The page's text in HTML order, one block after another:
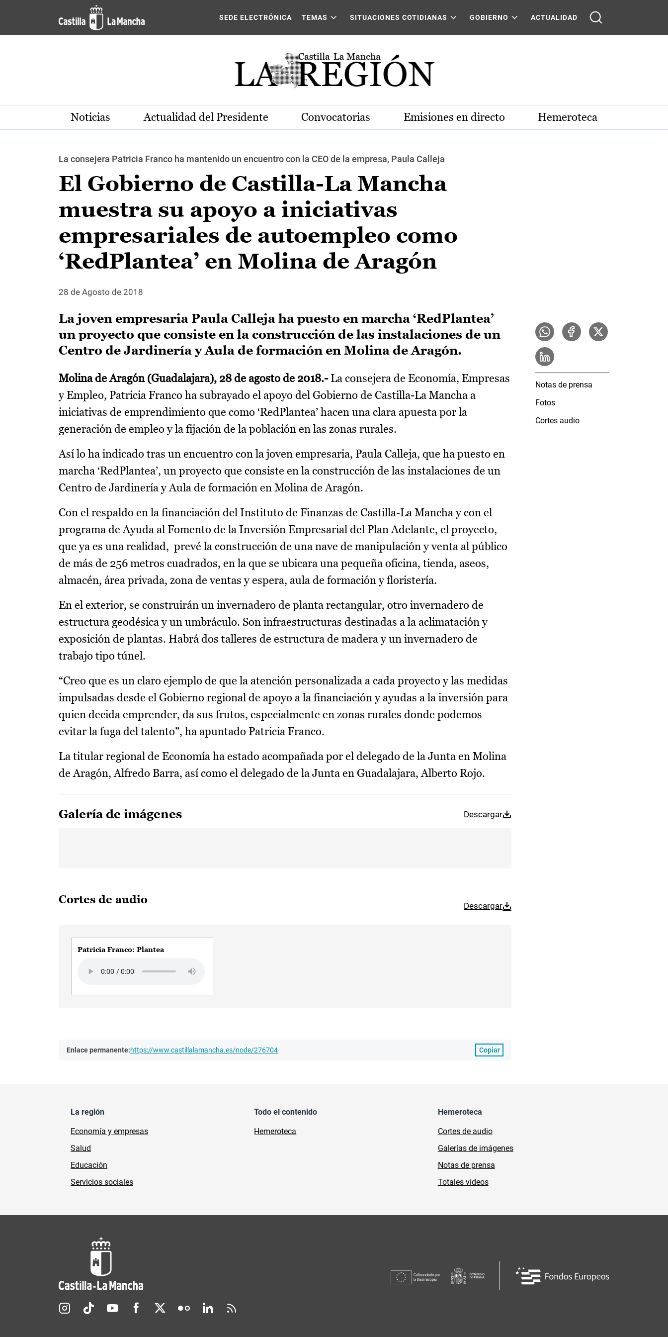
Pasar al contenido principal
SEDE ELECTRÓNICA TEMAS SITUACIONES COTIDIANAS GOBIERNO ACTUALIDAD
Noticias Actualidad del Presidente Convocatorias Emisiones en directo Hemeroteca
La consejera Patricia Franco ha mantenido un encuentro con la CEO de la empresa, Paula Calleja
El Gobierno de Castilla-La Mancha
muestra su apoyo a iniciativas
empresariales de autoempleo como
‘RedPlantea’ en Molina de Aragón
28 de Agosto de 2018
La joven empresaria Paula Calleja ha puesto en marcha ‘RedPlantea’
un proyecto que consiste en la construcción de las instalaciones de un
Centro de Jardinería y Aula de formación en Molina de Aragón.
Molina de Aragón (Guadalajara), 28 de agosto de 2018.-La consejera de Economía, Empresas
y Empleo, Patricia Franco ha subrayado el apoyo del Gobierno de Castilla-La Mancha a
iniciativas de emprendimiento que como ‘RedPlantea’ hacen una clara apuesta por la
generación de empleo y la fijación de la población en las zonas rurales.
Así lo ha indicado tras un encuentro con la joven empresaria, Paula Calleja, que ha puesto en
marcha ‘RedPlantea’, un proyecto que consiste en la construcción de las instalaciones de un
Centro de Jardinería y Aula de formación en Molina de Aragón.
Con el respaldo en la financiación del Instituto de Finanzas de Castilla-La Mancha y con el
programa de Ayuda al Fomento de la Inversión Empresarial del Plan Adelante, el proyecto,
que ya es una realidad, prevé la construcción de una nave de manipulación y venta al público
de más de 256 metros cuadrados, en la que se ubicara una pequeña oficina, tienda, aseos,
almacén, área privada, zona de ventas y espera, aula de formación y floristería.
En el exterior, se construirán un invernadero de planta rectangular, otro invernadero de
estructura geodésica y un umbráculo. Son infraestructuras destinadas a la aclimatación y
exposición de plantas. Habrá dos talleres de estructura de madera y un invernadero de
trabajo tipo túnel.
“Creo que es un claro ejemplo de que la atención personalizada a cada proyecto y las medidas
impulsadas desde el Gobierno regional de apoyo a la financiación y ayudas a la inversión para
quien decida emprender, da sus frutos, especialmente en zonas rurales donde podemos
evitar la fuga del talento”, ha apuntado Patricia Franco.
La titular regional de Economía ha estado acompañada por el delegado de la Junta en Molina
de Aragón, Alfredo Barra, así como el delegado de la Junta en Guadalajara, Alberto Rojo.
Galería de imágenes Descargar
Cortes de audio Descargar
Patricia Franco: Plantea
Enlace permanente:https://www.castillalamancha.es/node/276704 Copiar
Notas de prensa
Fotos
Cortes audio
La región
Economía y empresas
Salud
Educación
Servicios sociales
Todo el contenido
Hemeroteca
Hemeroteca
Cortes de audio
Galerías de imágenes
Notas de prensa
Totales vídeos
Redes sociales JCCM